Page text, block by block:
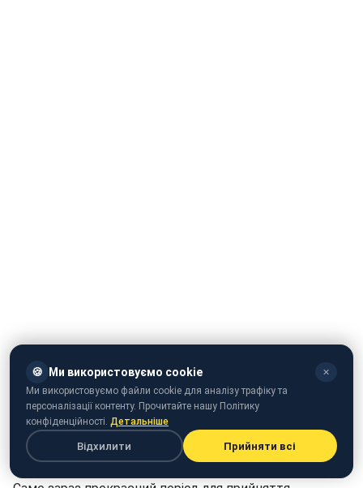
Фінансовий гороскоп на тиждень для Овна
передбачає динамічний фінансовий ріст. Ваша
природна мотивація і рішучість принесуть вам
користь, коли ви зосередитеся на грошових питаннях.
🍪 Ми використовуємо cookie ✕
Ми використовуємо файли cookie для аналізу трафіку та
персоналізації контенту. Прочитайте нашу Політику
конфіденційності. Детальніше
Відхилити Прийняти всі